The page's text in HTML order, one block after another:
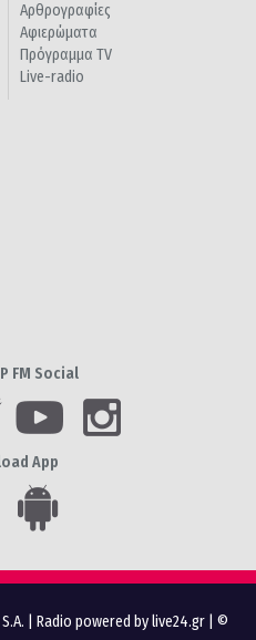
Αρθρογραφίες
Αφιερώματα
Πρόγραμμα TV
Live-radio
FM Social
App
Radio powered by live24.gr | ©